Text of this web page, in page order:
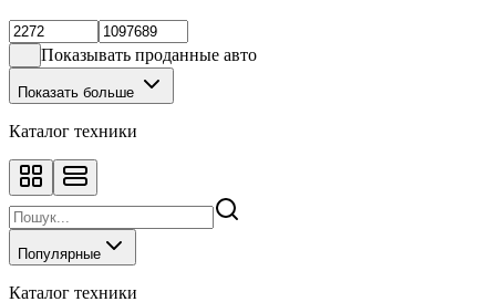
Показывать проданные авто
Показать больше
Каталог техники
Популярные
Каталог техники